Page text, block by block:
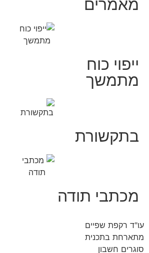
מאמרים
ייפוי כוח
מתמשך
בתקשורת
מכתבי תודה
עו"ד רקפת שפיים
מתארחת בתכנית
סוגרים חשבון